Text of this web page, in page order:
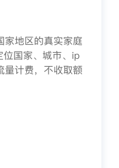
家地区的真实家庭
位国家、城市、ip
量计费，不收取额